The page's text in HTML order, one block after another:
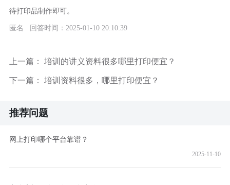
待打印品制作即可。
匿名 回答时间：2025-01-10 20:10:39
上一篇： 培训的讲义资料很多哪里打印便宜？
下一篇： 培训资料很多，哪里打印便宜？
推荐问题
网上打印哪个平台靠谱？
2025-11-10